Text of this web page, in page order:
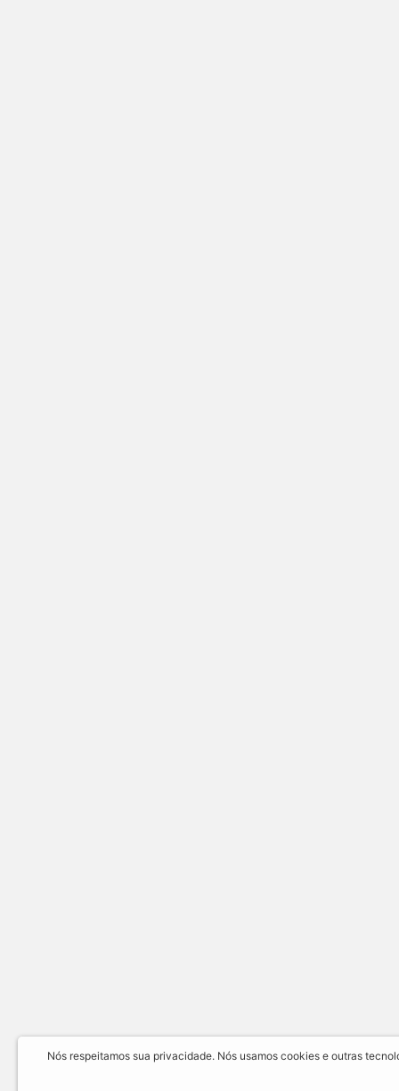
Nós respeitamos sua privacidade. Nós usamos cookies e outras